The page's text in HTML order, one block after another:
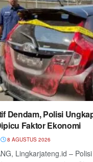
Dendam, Polisi
Faktor Ekonomi
8 AGUSTUS 2026
Lingkarjateng.id –